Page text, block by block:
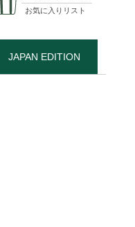
お気に入りリスト
JAPAN EDITION